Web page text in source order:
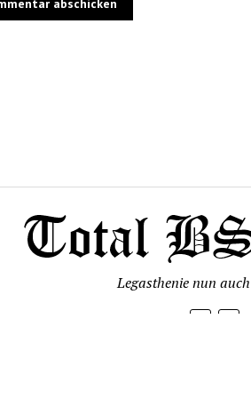
Legasthenie nun